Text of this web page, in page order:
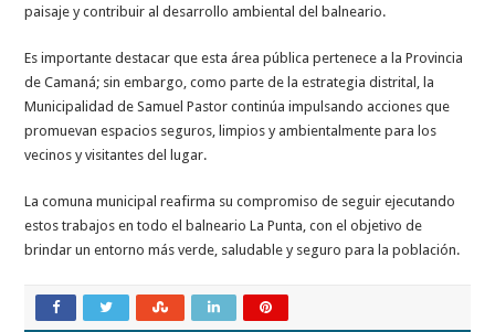
paisaje y contribuir al desarrollo ambiental del balneario.
Es importante destacar que esta área pública pertenece a la Provincia
de Camaná; sin embargo, como parte de la estrategia distrital, la
Municipalidad de Samuel Pastor continúa impulsando acciones que
promuevan espacios seguros, limpios y ambientalmente para los
vecinos y visitantes del lugar.
La comuna municipal reafirma su compromiso de seguir ejecutando
estos trabajos en todo el balneario La Punta, con el objetivo de
brindar un entorno más verde, saludable y seguro para la población.